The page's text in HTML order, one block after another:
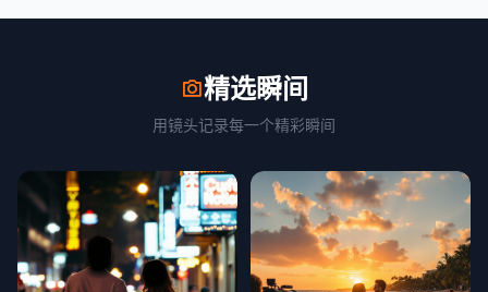
精选瞬间
用镜头记录每一个精彩瞬间